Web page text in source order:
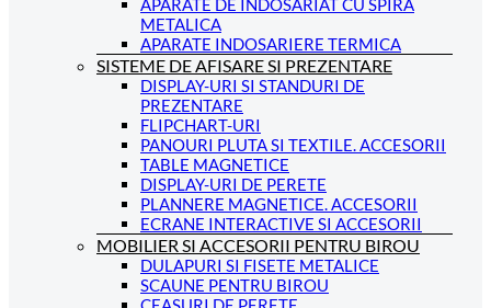
APARATE DE INDOSARIAT CU SPIRA
METALICA
APARATE INDOSARIERE TERMICA
SISTEME DE AFISARE SI PREZENTARE
DISPLAY-URI SI STANDURI DE
PREZENTARE
FLIPCHART-URI
PANOURI PLUTA SI TEXTILE. ACCESORII
TABLE MAGNETICE
DISPLAY-URI DE PERETE
PLANNERE MAGNETICE. ACCESORII
ECRANE INTERACTIVE SI ACCESORII
MOBILIER SI ACCESORII PENTRU BIROU
DULAPURI SI FISETE METALICE
SCAUNE PENTRU BIROU